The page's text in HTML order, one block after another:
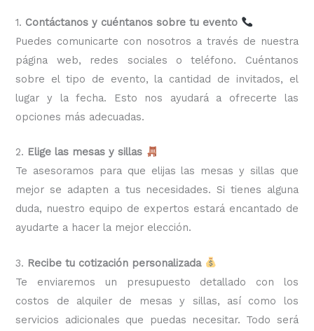
1. Contáctanos y cuéntanos sobre tu evento
Puedes comunicarte con nosotros a través de nuestra
página web, redes sociales o teléfono. Cuéntanos
sobre el tipo de evento, la cantidad de invitados, el
lugar y la fecha. Esto nos ayudará a ofrecerte las
opciones más adecuadas.
2. Elige las mesas y sillas
Te asesoramos para que elijas las mesas y sillas que
mejor se adapten a tus necesidades. Si tienes alguna
duda, nuestro equipo de expertos estará encantado de
ayudarte a hacer la mejor elección.
3. Recibe tu cotización personalizada
Te enviaremos un presupuesto detallado con los
costos de alquiler de mesas y sillas, así como los
servicios adicionales que puedas necesitar. Todo será